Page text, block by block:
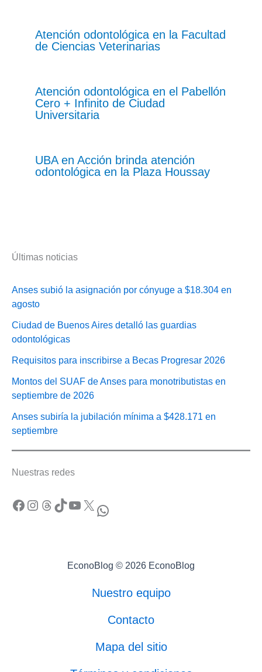
Atención odontológica en la Facultad
de Ciencias Veterinarias
Atención odontológica en el Pabellón
Cero + Infinito de Ciudad
Universitaria
UBA en Acción brinda atención
odontológica en la Plaza Houssay
Últimas noticias
Anses subió la asignación por cónyuge a $18.304 en
agosto
Ciudad de Buenos Aires detalló las guardias
odontológicas
Requisitos para inscribirse a Becas Progresar 2026
Montos del SUAF de Anses para monotributistas en
septiembre de 2026
Anses subiría la jubilación mínima a $428.171 en
septiembre
Nuestras redes
Facebook Instagram Threads TikTok YouTube X WhatsApp
EconoBlog © 2026 EconoBlog
Nuestro equipo
Contacto
Mapa del sitio